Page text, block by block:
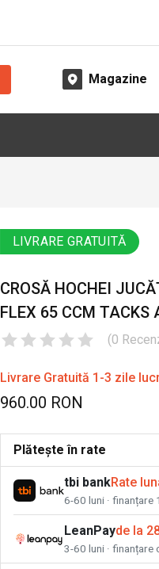
Magazine
LIVRARE GRATUITĂ
CROSĂ HOCHEI
FLEX 65 CCM TACKS
(0
Livrare Gratuită 1-3 zile
960.00 RON
Plătește în rate
tbi bankRate
6-60 luni · finanțare
LeanPayde la
3-60 luni · finanțare